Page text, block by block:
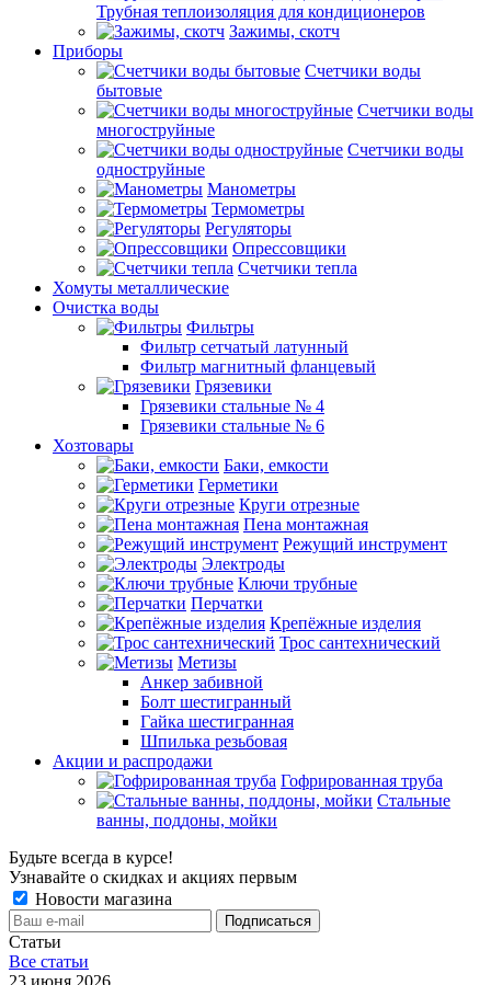
Трубная теплоизоляция для кондиционеров
Зажимы, скотч
Приборы
Счетчики воды
бытовые
Счетчики воды
многоструйные
Счетчики воды
одноструйные
Манометры
Термометры
Регуляторы
Опрессовщики
Счетчики тепла
Хомуты металлические
Очистка воды
Фильтры
Фильтр сетчатый латунный
Фильтр магнитный фланцевый
Грязевики
Грязевики стальные № 4
Грязевики стальные № 6
Хозтовары
Баки, емкости
Герметики
Круги отрезные
Пена монтажная
Режущий инструмент
Электроды
Ключи трубные
Перчатки
Крепёжные изделия
Трос сантехнический
Метизы
Анкер забивной
Болт шестигранный
Гайка шестигранная
Шпилька резьбовая
Акции и распродажи
Гофрированная труба
Стальные
ванны, поддоны, мойки
Будьте всегда в курсе!
Узнавайте о скидках и акциях первым
Новости магазина
Статьи
Все cтатьи
23 июня 2026